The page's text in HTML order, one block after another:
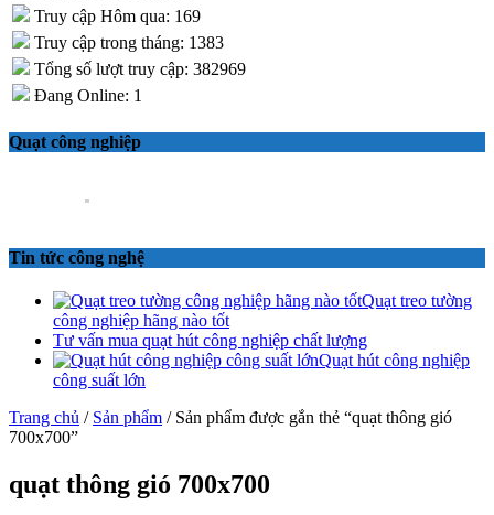
Truy cập Hôm qua: 169
Truy cập trong tháng: 1383
Tổng số lượt truy cập: 382969
Đang Online: 1
Quạt công nghiệp
Tin tức công nghệ
Quạt treo tường
công nghiệp hãng nào tốt
Tư vấn mua quạt hút công nghiệp chất lượng
Quạt hút công nghiệp
công suất lớn
Trang chủ / Sản phẩm / Sản phẩm được gắn thẻ “quạt thông gió
700x700”
quạt thông gió 700x700